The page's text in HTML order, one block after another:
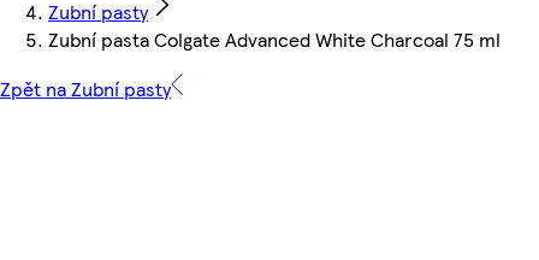
Zubní pasty
Zubní pasta Colgate Advanced White Charcoal 75 ml
Zpět na Zubní pasty